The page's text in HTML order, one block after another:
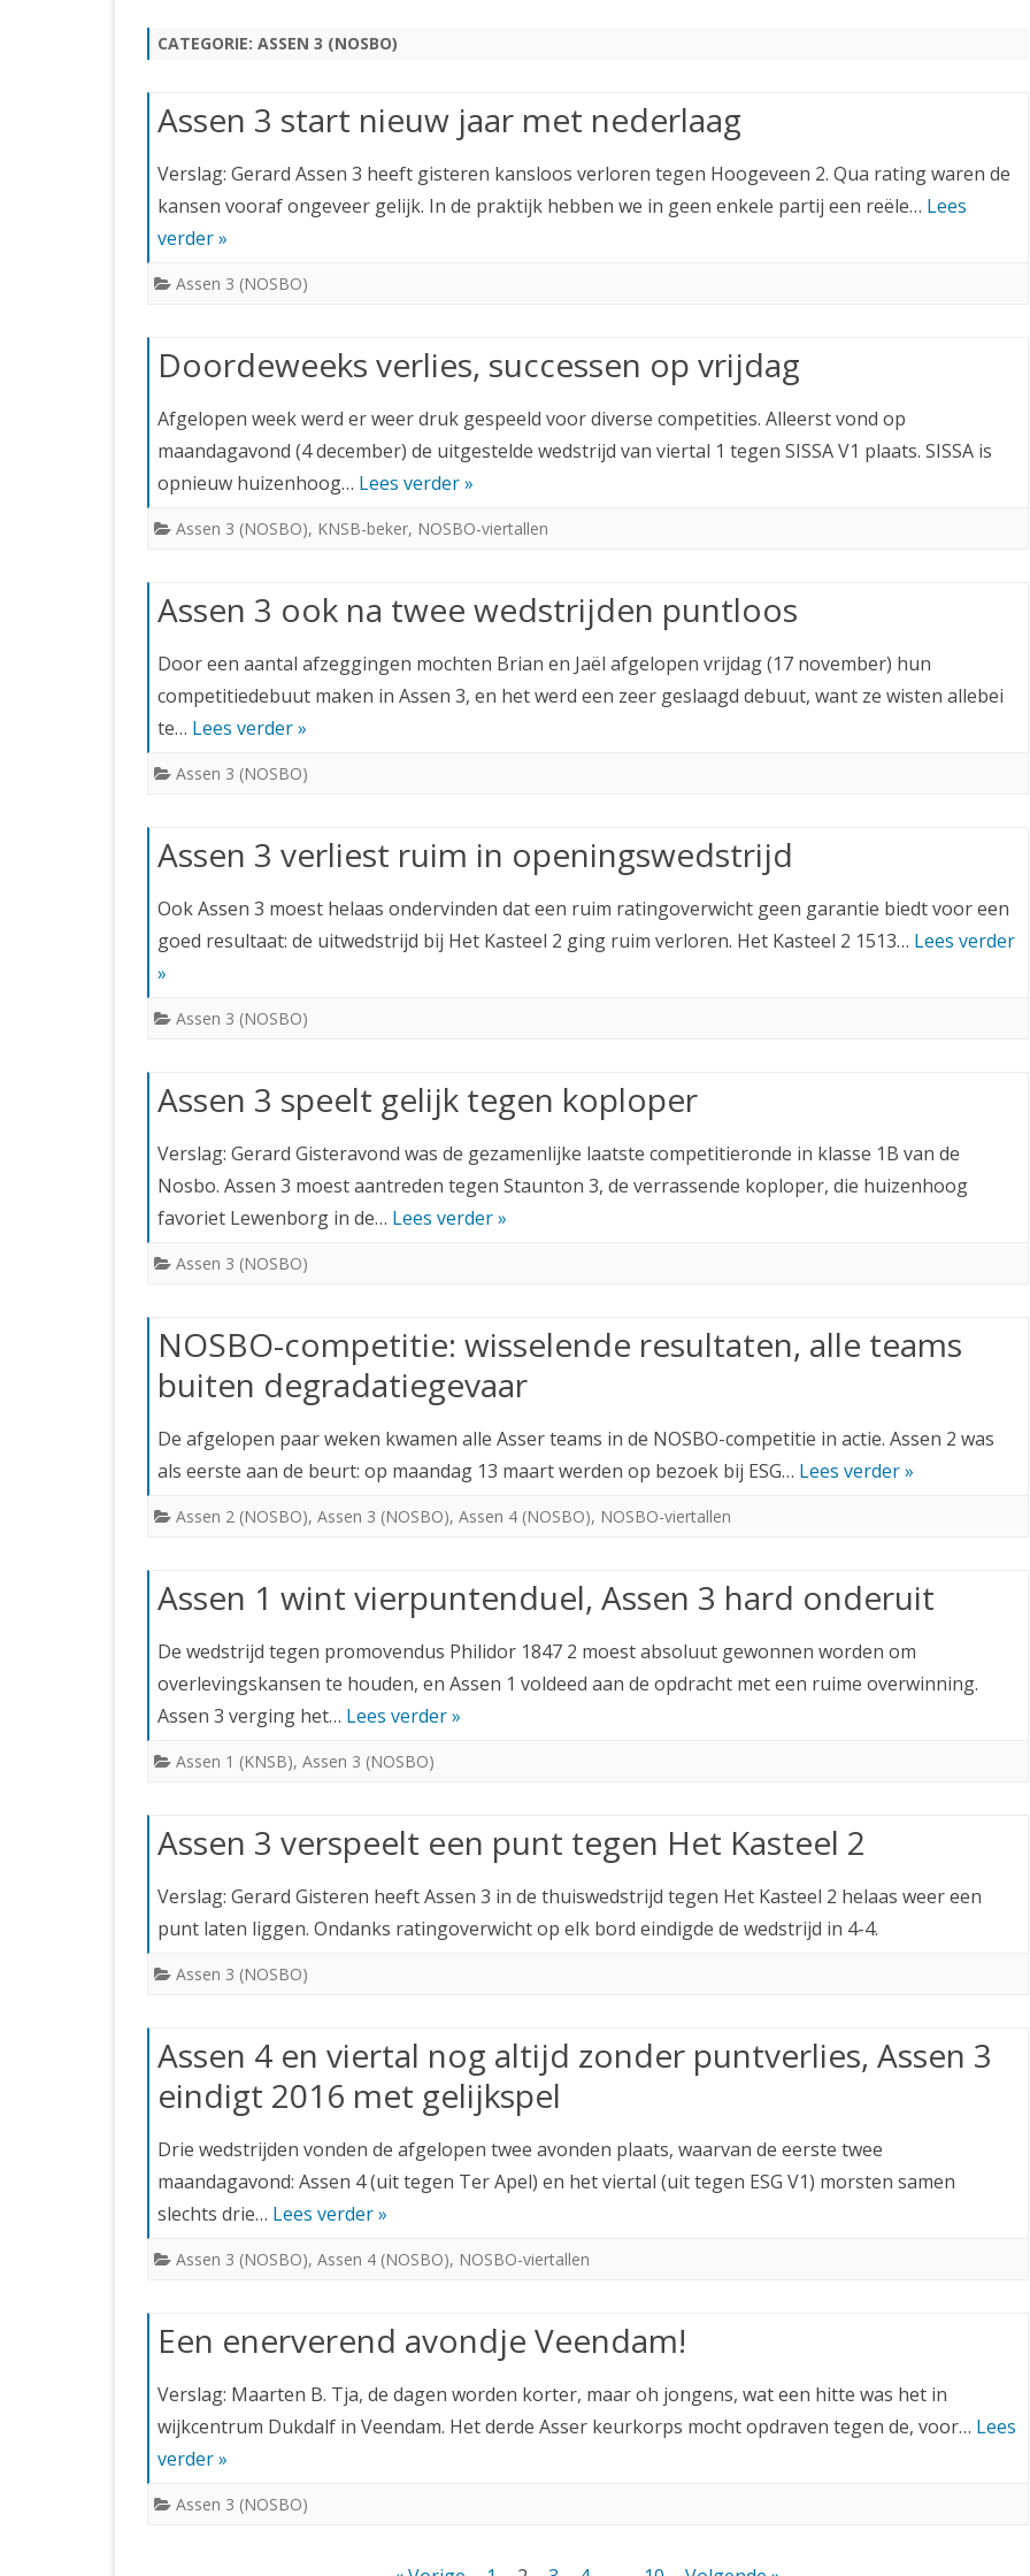
RAPIDKAMPIOENSCHAP 2025-
SPEELSCHEMA
SNELSCHAAKKAMPIOENSCHAP
JEUGDKAMPIOENSCHAPPEN
ERELIJST JEUGD
JUBILEUMVIERKAMPEN UITSLAGEN
CATEGORIE: ASSEN 3 (NOSBO)
Assen 3 start nieuw jaar met nederlaag
Verslag: Gerard Assen 3 heeft gisteren kansloos verloren tegen Hoogeveen 2. Qua rating waren de
kansen vooraf ongeveer gelijk. In de praktijk hebben we in geen enkele partij een reële… Lees
verder »
Assen 3 (NOSBO)
Doordeweeks verlies, successen op vrijdag
Afgelopen week werd er weer druk gespeeld voor diverse competities. Alleerst vond op
maandagavond (4 december) de uitgestelde wedstrijd van viertal 1 tegen SISSA V1 plaats. SISSA is
opnieuw huizenhoog… Lees verder »
Assen 3 (NOSBO), KNSB-beker, NOSBO-viertallen
Assen 3 ook na twee wedstrijden puntloos
Door een aantal afzeggingen mochten Brian en Jaël afgelopen vrijdag (17 november) hun
competitiedebuut maken in Assen 3, en het werd een zeer geslaagd debuut, want ze wisten allebei
te… Lees verder »
Assen 3 (NOSBO)
Assen 3 verliest ruim in openingswedstrijd
Ook Assen 3 moest helaas ondervinden dat een ruim ratingoverwicht geen garantie biedt voor een
goed resultaat: de uitwedstrijd bij Het Kasteel 2 ging ruim verloren. Het Kasteel 2 1513… Lees verder
»
Assen 3 (NOSBO)
Assen 3 speelt gelijk tegen koploper
Verslag: Gerard Gisteravond was de gezamenlijke laatste competitieronde in klasse 1B van de
Nosbo. Assen 3 moest aantreden tegen Staunton 3, de verrassende koploper, die huizenhoog
favoriet Lewenborg in de… Lees verder »
Assen 3 (NOSBO)
NOSBO-competitie: wisselende resultaten, alle teams
buiten degradatiegevaar
De afgelopen paar weken kwamen alle Asser teams in de NOSBO-competitie in actie. Assen 2 was
als eerste aan de beurt: op maandag 13 maart werden op bezoek bij ESG… Lees verder »
Assen 2 (NOSBO), Assen 3 (NOSBO), Assen 4 (NOSBO), NOSBO-viertallen
Assen 1 wint vierpuntenduel, Assen 3 hard onderuit
De wedstrijd tegen promovendus Philidor 1847 2 moest absoluut gewonnen worden om
overlevingskansen te houden, en Assen 1 voldeed aan de opdracht met een ruime overwinning.
Assen 3 verging het… Lees verder »
Assen 1 (KNSB), Assen 3 (NOSBO)
Assen 3 verspeelt een punt tegen Het Kasteel 2
Verslag: Gerard Gisteren heeft Assen 3 in de thuiswedstrijd tegen Het Kasteel 2 helaas weer een
punt laten liggen. Ondanks ratingoverwicht op elk bord eindigde de wedstrijd in 4-4.
Assen 3 (NOSBO)
Assen 4 en viertal nog altijd zonder puntverlies, Assen 3
eindigt 2016 met gelijkspel
Drie wedstrijden vonden de afgelopen twee avonden plaats, waarvan de eerste twee
maandagavond: Assen 4 (uit tegen Ter Apel) en het viertal (uit tegen ESG V1) morsten samen
slechts drie… Lees verder »
Assen 3 (NOSBO), Assen 4 (NOSBO), NOSBO-viertallen
Een enerverend avondje Veendam!
Verslag: Maarten B. Tja, de dagen worden korter, maar oh jongens, wat een hitte was het in
wijkcentrum Dukdalf in Veendam. Het derde Asser keurkorps mocht opdraven tegen de, voor… Lees
verder »
Assen 3 (NOSBO)